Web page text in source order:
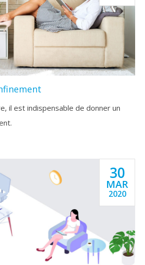
il est indispensable de donner un
30
MAR
2020